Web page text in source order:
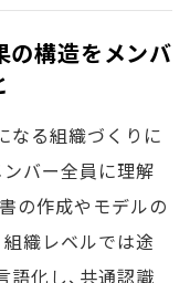
の構造をメンバ
なる組織づくりに
バー全員に理解
の作成やモデルの
織レベルでは途
化し、共通認識